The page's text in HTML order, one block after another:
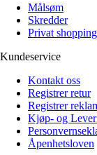
Målsøm
Skredder
Privat shopping
Kundeservice
Kontakt oss
Registrer retur
Registrer
Kjøp- og
Åpenhetsloven